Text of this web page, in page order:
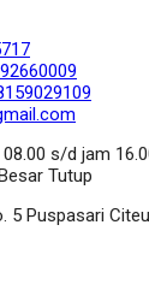
s/d jam
Tutup
5 Puspasari